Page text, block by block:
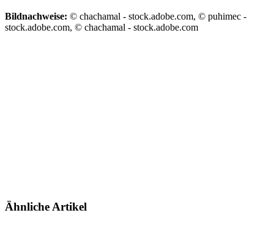
Bildnachweise: © chachamal - stock.adobe.com, © puhimec -
stock.adobe.com, © chachamal - stock.adobe.com
Ähnliche Artikel